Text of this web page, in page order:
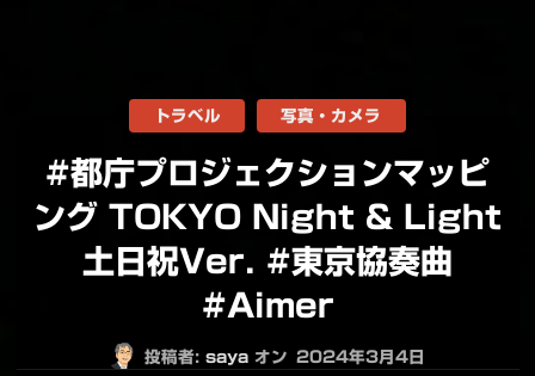
#都庁プロジェクションマッピ
ング TOKYO Night & Light
土日祝Ver. #東京協奏曲
#Aimer
投稿者: saya オン 2024年3月4日
トラベル 写真・カメラ